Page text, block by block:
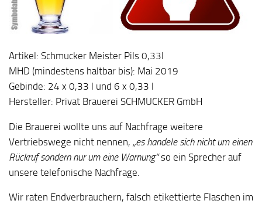
Artikel: Schmucker Meister Pils 0,33l
MHD (mindestens haltbar bis): Mai 2019
Gebinde: 24 x 0,33 l und 6 x 0,33 l
Hersteller: Privat Brauerei SCHMUCKER GmbH
Die Brauerei wollte uns auf Nachfrage weitere
Vertriebswege nicht nennen, „es handele sich nicht um einen
Rückruf sondern nur um eine Warnung“so ein Sprecher auf
unsere telefonische Nachfrage.
Wir raten Endverbrauchern, falsch etikettierte Flaschen im